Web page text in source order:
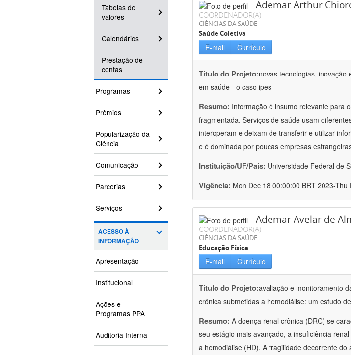
Tabelas de
valores
Calendários
Prestação de
contas
Programas
Prêmios
Popularização da
Ciência
Comunicação
Parcerias
Serviços
ACESSO À
INFORMAÇÃO
Apresentação
Institucional
Ações e
Programas PPA
Auditoria Interna
Ademar Arthur
COORDENADOR(A)
CIÊNCIAS DA SAÚDE
Saúde Coletiva
E-mail Currículo
Título do Projeto:novas tecnologias, inovação
em saúde - o caso ipes
Resumo: Informação é insumo relevante para
fragmentada. Serviços de saúde usam
interoperam e deixam de transferir e utilizar
e é dominada por poucas empresas
Instituição/UF/País: Universidade Federal de
Vigência: Mon Dec 18 00:00:00 BRT 2023-
Ademar Avelar de
COORDENADOR(A)
CIÊNCIAS DA SAÚDE
Educação Física
E-mail Currículo
Título do Projeto:avaliação e monitoramento
crônica submetidas a hemodiálise: um estudo
Resumo: A doença renal crônica (DRC) se
seu estágio mais avançado, a insuficiência
a hemodiálise (HD). A fragilidade decorrente